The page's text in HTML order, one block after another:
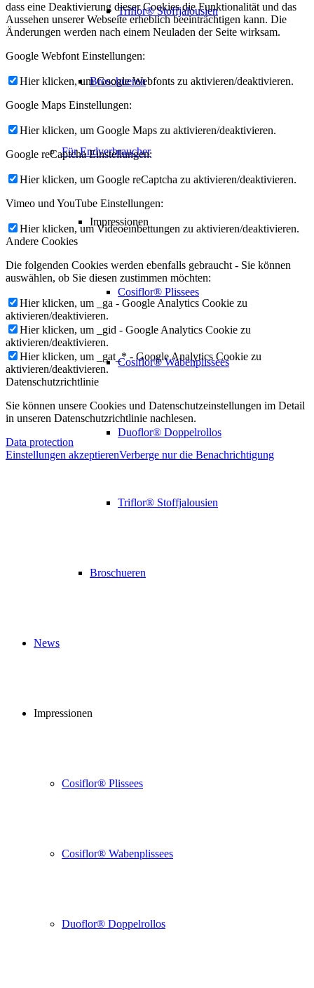
Triflor® Stoffjalousien
Broschueren
Für Endverbraucher
Impressionen
Cosiflor® Plissees
Cosiflor® Wabenplissees
Duoflor® Doppelrollos
Triflor® Stoffjalousien
Broschueren
News
Impressionen
Cosiflor® Plissees
Cosiflor® Wabenplissees
Duoflor® Doppelrollos
dass eine Deaktivierung dieser Cookies die Funktionalität und das
Aussehen unserer Webseite erheblich beeinträchtigen kann. Die
Änderungen werden nach einem Neuladen der Seite wirksam.
Google Webfont Einstellungen:
Hier klicken, um Google Webfonts zu aktivieren/deaktivieren.
Google Maps Einstellungen:
Hier klicken, um Google Maps zu aktivieren/deaktivieren.
Google reCaptcha Einstellungen:
Hier klicken, um Google reCaptcha zu aktivieren/deaktivieren.
Vimeo und YouTube Einstellungen:
Hier klicken, um Videoeinbettungen zu aktivieren/deaktivieren.
Andere Cookies
Die folgenden Cookies werden ebenfalls gebraucht - Sie können
auswählen, ob Sie diesen zustimmen möchten:
Hier klicken, um _ga - Google Analytics Cookie zu
aktivieren/deaktivieren.
Hier klicken, um _gid - Google Analytics Cookie zu
aktivieren/deaktivieren.
Hier klicken, um _gat_* - Google Analytics Cookie zu
aktivieren/deaktivieren.
Datenschutzrichtlinie
Sie können unsere Cookies und Datenschutzeinstellungen im Detail
in unseren Datenschutzrichtlinie nachlesen.
Data protection
Einstellungen akzeptierenVerberge nur die Benachrichtigung